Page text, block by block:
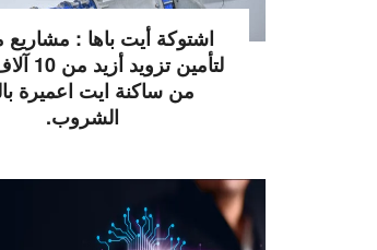
اشتوكة أيت باها : مشاريع
لتأمين
من ساكنة ايت اعميرة
الشروب.